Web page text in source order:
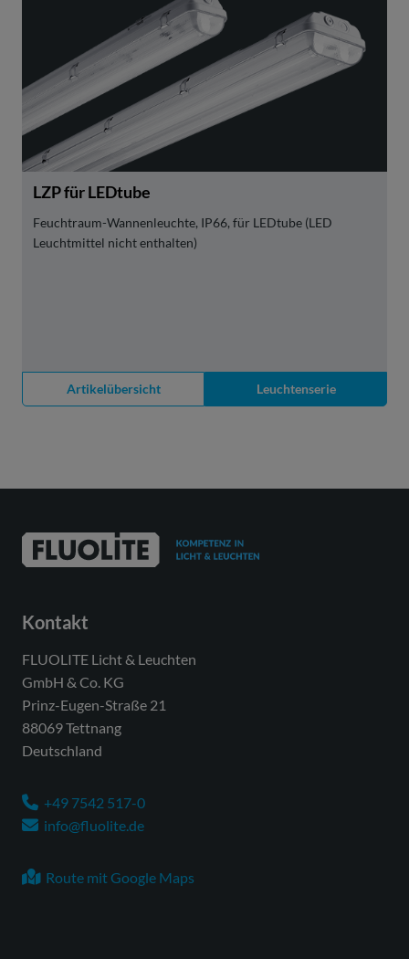
LZP für LEDtube
Feuchtraum-Wannenleuchte, IP66, für LEDtube (LED
Leuchtmittel nicht enthalten)
Artikelübersicht Leuchtenserie
Kontakt
FLUOLITE Licht & Leuchten
GmbH & Co. KG
Prinz-Eugen-Straße 21
88069 Tettnang
Deutschland
+49 7542 517-0
info@fluolite.de
Route mit Google Maps